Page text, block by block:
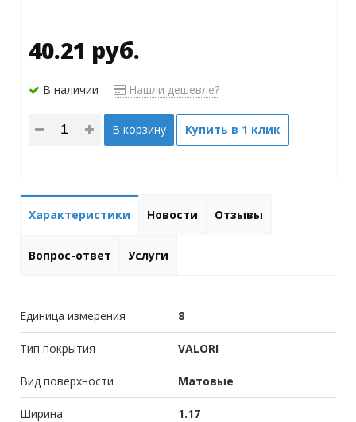
40.21 руб.
В наличии Нашли дешевле?
В корзину Купить в 1 клик
Характеристики Новости Отзывы
Вопрос-ответ Услуги
Единица измерения 8
Тип покрытия VALORI
Вид поверхности Матовые
Ширина 1.17